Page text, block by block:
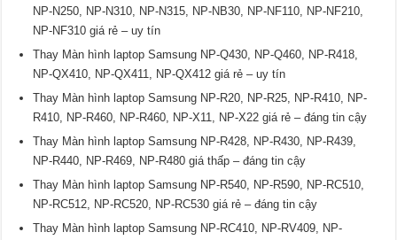
NP-N250, NP-N310, NP-N315, NP-NB30, NP-NF110, NP-NF210,
NP-NF310 giá rẻ – uy tín
Thay Màn hình laptop Samsung NP-Q430, NP-Q460, NP-R418,
NP-QX410, NP-QX411, NP-QX412 giá rẻ – uy tín
Thay Màn hình laptop Samsung NP-R20, NP-R25, NP-R410, NP-
R410, NP-R460, NP-R460, NP-X11, NP-X22 giá rẻ – đáng tin cậy
Thay Màn hình laptop Samsung NP-R428, NP-R430, NP-R439,
NP-R440, NP-R469, NP-R480 giá thấp – đáng tin cậy
Thay Màn hình laptop Samsung NP-R540, NP-R590, NP-RC510,
NP-RC512, NP-RC520, NP-RC530 giá rẻ – đáng tin cậy
Thay Màn hình laptop Samsung NP-RC410, NP-RV409, NP-